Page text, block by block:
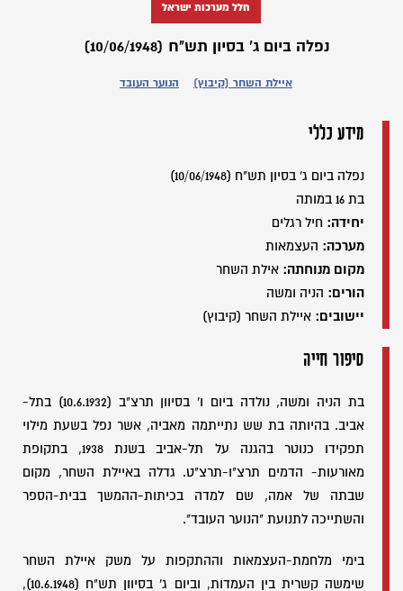
חלל מערכות ישראל
נפלה ביום ג' בסיון תש"ח (10/06/1948)
איילת השחר (קיבוץ) הנוער העובד
מידע כללי
נפלה ביום ג' בסיון תש"ח (10/06/1948)
בת 16 במותה
יחידה: חיל רגלים
מערכה: העצמאות
מקום מנוחתה: אילת השחר
הורים: הניה ומשה
יישובים: איילת השחר (קיבוץ)
סיפור חייה
בת הניה ומשה, נולדה ביום ו' בסיוון תרצ"ב (10.6.1932) בתל-
אביב. בהיותה בת שש נתייתמה מאביה, אשר נפל בשעת מילוי
תפקידו כנוטר בהגנה על תל-אביב בשנת 1938, בתקופת
מאורעות- הדמים תרצ"ו-תרצ"ט. גדלה באיילת השחר, מקום
שבתה של אמה, שם למדה בכיתות-ההמשך בבית-הספר
והשתייכה לתנועת "הנוער העובד".
בימי מלחמת-העצמאות וההתקפות על משק איילת השחר
שימשה קשרית בין העמדות, וביום ג' בסיוון תש"ח (10.6.1948),